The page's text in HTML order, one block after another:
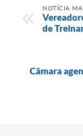
NOTÍCIA
de
Câmara